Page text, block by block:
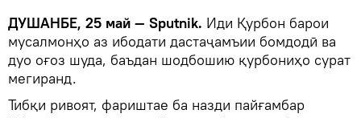
ДУШАНБЕ, 25 май — Sputnik. Иди Қурбон барои
мусалмонҳо аз ибодати дастаҷамъии бомдодӣ ва
дуо оғоз шуда, баъдан шодбошию қурбониҳо сурат
мегиранд.
Тибқи ривоят, фариштае ба назди пайғамбар